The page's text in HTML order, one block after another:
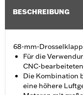
BESCHREIBUNG
68-mm-
Für die
CNC-
Die Kombination
eine höhere